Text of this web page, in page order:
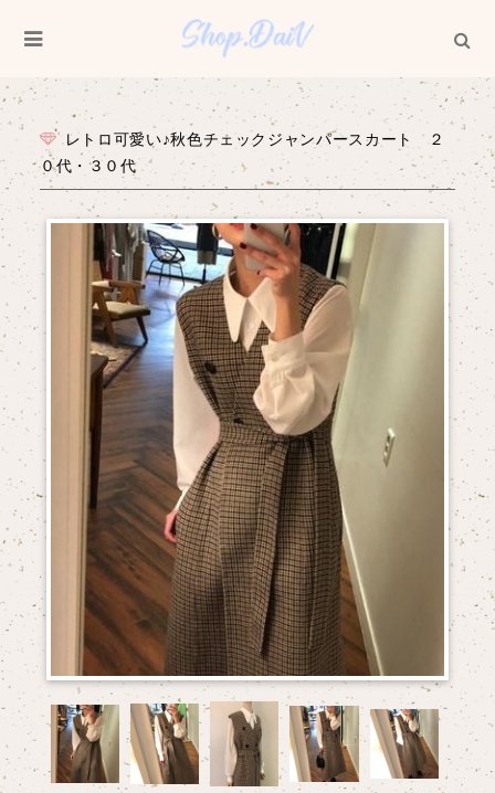
レトロ可愛い♪秋色チェックジャンパースカート ２
０代・３０代